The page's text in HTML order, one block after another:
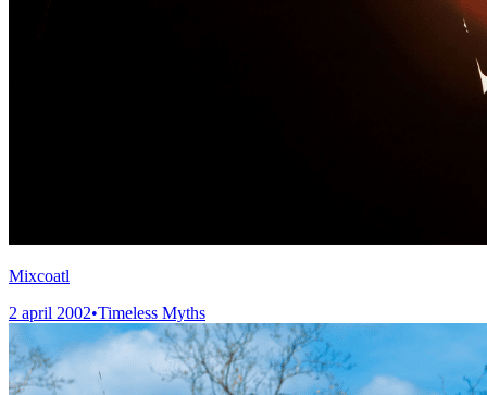
Mixcoatl
2 april 2002•Timeless Myths